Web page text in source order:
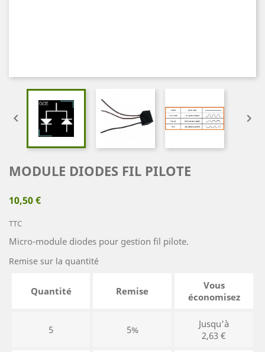
 
MODULE DIODES FIL PILOTE
10,50 €
TTC
Micro-module diodes pour gestion fil pilote.
Remise sur la quantité
Quantité Remise
Vous
économisez
5 5%
Jusqu'à
2,63 €